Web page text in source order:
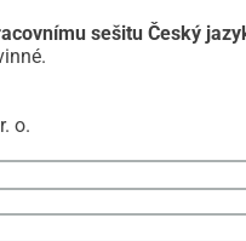
sešitu Český
o.